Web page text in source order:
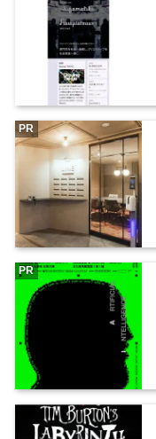
PR
PR